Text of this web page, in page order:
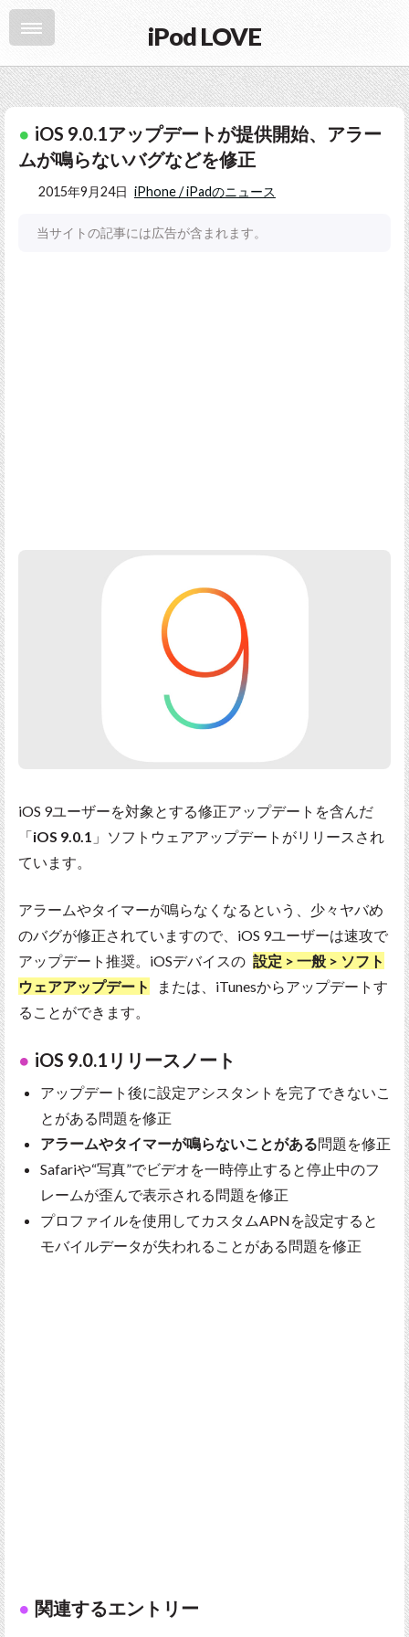
iPod LOVE
iOS 9.0.1アップデートが提供開始、アラー
ムが鳴らないバグなどを修正
2015年9月24日 iPhone / iPadのニュース
当サイトの記事には広告が含まれます。
iOS 9ユーザーを対象とする修正アップデートを含んだ
「iOS 9.0.1 」ソフトウェアアップデートがリリースされ
ています。
アラームやタイマーが鳴らなくなるという、少々ヤバめ
のバグが修正されていますので、iOS 9ユーザーは速攻で
アップデート推奨。iOSデバイスの 設定 > 一般 > ソフト
ウェアアップデート
または、iTunesからアップデートす
ることができます。
iOS 9.0.1リリースノート
アップデート後に設定アシスタントを完了できないこ
とがある問題を修正
アラームやタイマーが鳴らないことがある問題を修正
Safariや“写真”でビデオを一時停止すると停止中のフ
レームが歪んで表示される問題を修正
プロファイルを使用してカスタムAPNを設定すると
モバイルデータが失われることがある問題を修正
関連するエントリー